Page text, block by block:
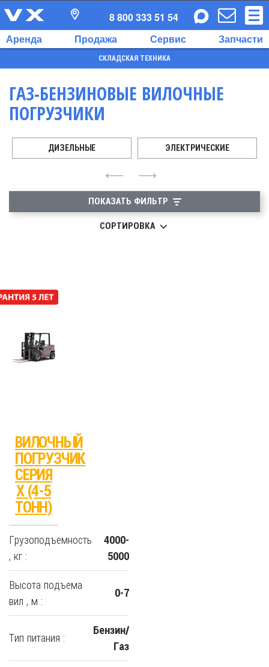
Аренда Продажа Сервис Запчасти
8 800 333 51 54
СКЛАДСКАЯ ТЕХНИКА
ГАЗ-БЕНЗИНОВЫЕ ВИЛОЧНЫЕ
ПОГРУЗЧИКИ
4
ДИЗЕЛЬНЫЕ ЭЛЕКТРИЧЕСКИЕ
6
ПОКАЗАТЬ ФИЛЬТР
СОРТИРОВКА
ВИЛОЧНЫЙ
ПОГРУЗЧИК
СЕРИЯ
X (4-5
ТОНН)
Грузоподъемность
, кг :
4000-
5000
Высота подъема
вил , м :
0-7
Тип питания :
Бензин/
Газ